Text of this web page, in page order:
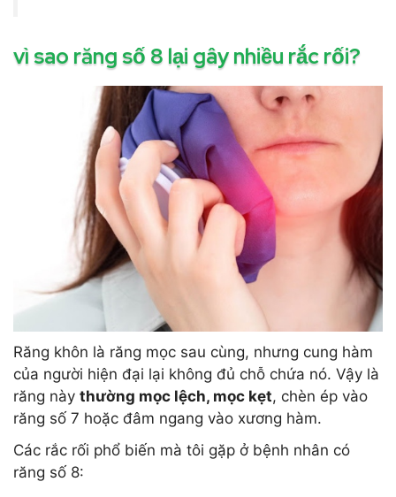
vì sao răng số 8 lại gây nhiều rắc rối?
Răng khôn là răng mọc sau cùng, nhưng cung hàm
của người hiện đại lại không đủ chỗ chứa nó. Vậy là
răng này thường mọc lệch, mọc kẹt, chèn ép vào
răng số 7 hoặc đâm ngang vào xương hàm.
Các rắc rối phổ biến mà tôi gặp ở bệnh nhân có
răng số 8: